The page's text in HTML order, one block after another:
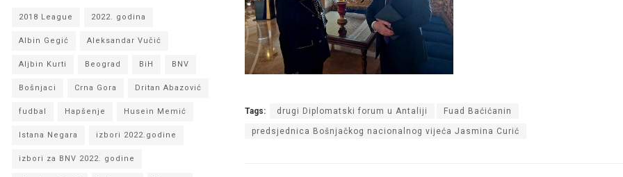
Tags: drugi Diplomatski forum u Antaliji Fuad Baćićanin
predsjednica Bošnjačkog nacionalnog vijeća Jasmina Curić
2018 League 2022. godina
Albin Gegić Aleksandar Vučić
Aljbin Kurti Beograd BiH BNV
Bošnjaci Crna Gora Dritan Abazović
fudbal Hapšenje Husein Memić
Istana Negara izbori 2022.godine
izbori za BNV 2022. godine